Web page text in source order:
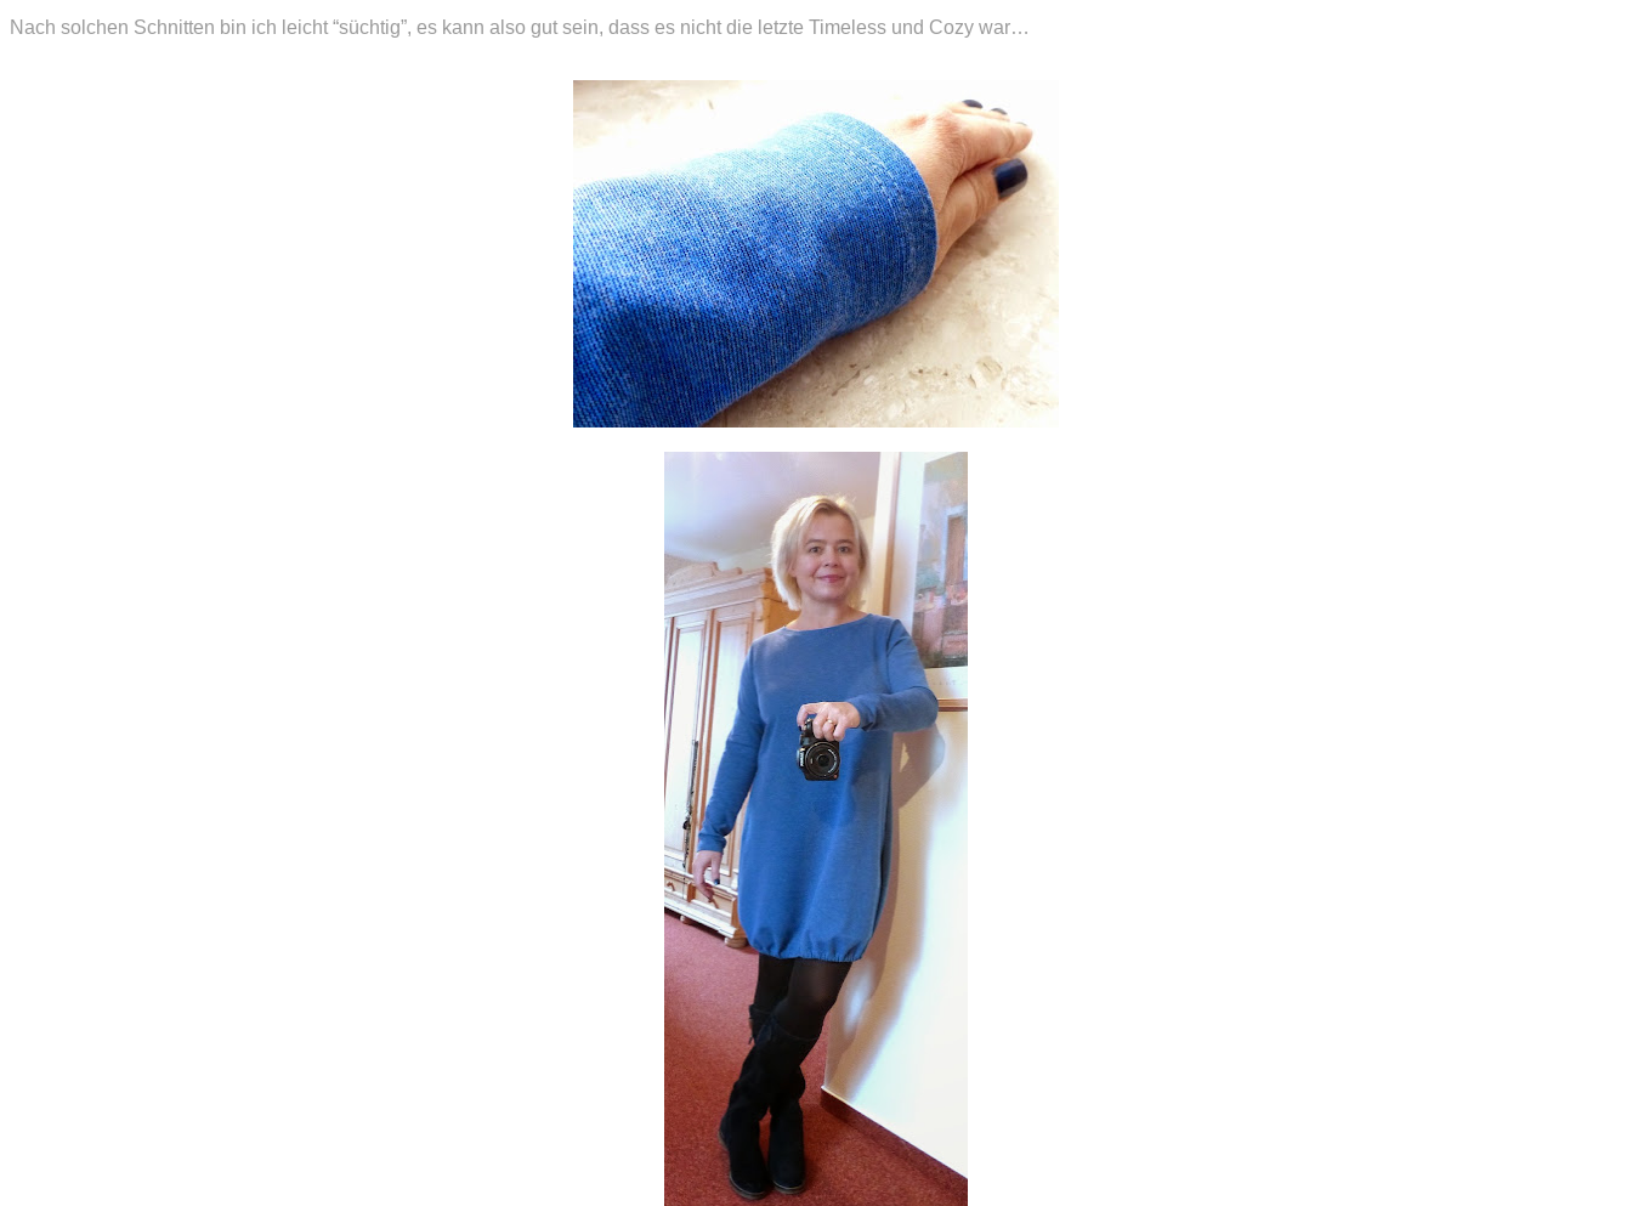
Nach solchen Schnitten bin ich leicht “süchtig”, es kann also gut sein, dass es nicht die letzte Timeless und Cozy war…